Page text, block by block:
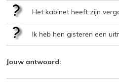
Het kabinet heeft zijn
Ik heb hen gisteren een
Jouw antwoord: